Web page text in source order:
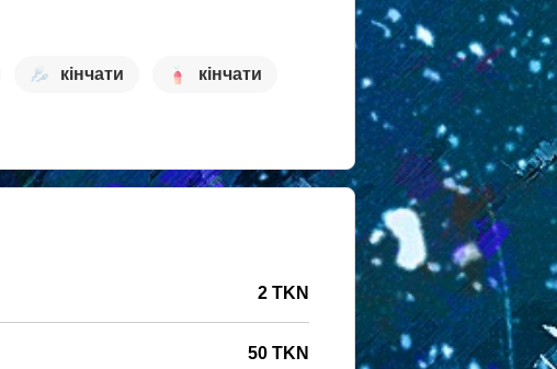
кінчати кінчати
2 TKN
50 TKN